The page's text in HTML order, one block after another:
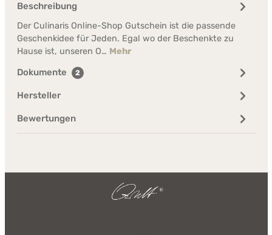
Beschreibung
Der Culinaris Online-Shop Gutschein ist die passende
Geschenkidee für Jeden. Egal wo der Beschenkte zu
Hause ist, unseren O… Mehr
Dokumente 2
Hersteller
Bewertungen